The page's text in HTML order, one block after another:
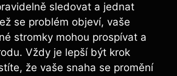
sledovat a jednat
se problém objeví, vaše
stromky mohou prospívat a
Vždy je lepší být krok
že vaše snaha se promění